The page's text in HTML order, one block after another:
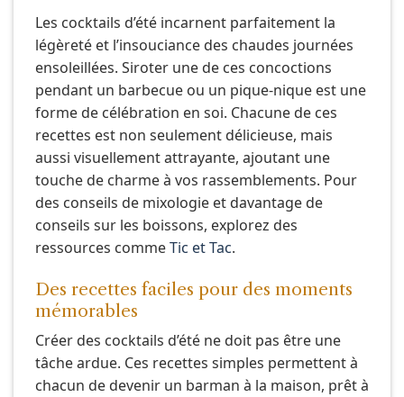
Les cocktails d’été incarnent parfaitement la
légèreté et l’insouciance des chaudes journées
ensoleillées. Siroter une de ces concoctions
pendant un barbecue ou un pique-nique est une
forme de célébration en soi. Chacune de ces
recettes est non seulement délicieuse, mais
aussi visuellement attrayante, ajoutant une
touche de charme à vos rassemblements. Pour
des conseils de mixologie et davantage de
conseils sur les boissons, explorez des
ressources commeTic et Tac.
Des recettes faciles pour des moments
mémorables
Créer des cocktails d’été ne doit pas être une
tâche ardue. Ces recettes simples permettent à
chacun de devenir un barman à la maison, prêt à